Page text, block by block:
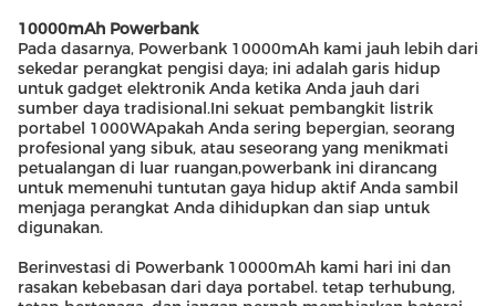
10000mAh Powerbank
Pada dasarnya, Powerbank 10000mAh kami jauh lebih dari
sekedar perangkat pengisi daya; ini adalah garis hidup
untuk gadget elektronik Anda ketika Anda jauh dari
sumber daya tradisional.Ini sekuat pembangkit listrik
portabel 1000WApakah Anda sering bepergian, seorang
profesional yang sibuk, atau seseorang yang menikmati
petualangan di luar ruangan,powerbank ini dirancang
untuk memenuhi tuntutan gaya hidup aktif Anda sambil
menjaga perangkat Anda dihidupkan dan siap untuk
digunakan.
Berinvestasi di Powerbank 10000mAh kami hari ini dan
rasakan kebebasan dari daya portabel. tetap terhubung,